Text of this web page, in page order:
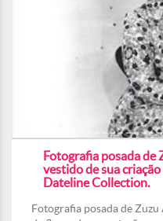
Fotografia posada de
vestido de sua
Dateline Collection.
Fotografia posada de